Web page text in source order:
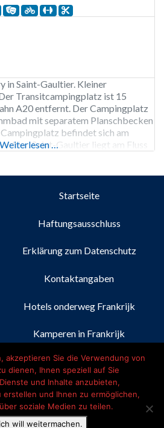
in Saint-Gaultier. Kleiner
Transitcampingplatz ist 15
A20 entfernt. Der Campingplatz
mit separatem Planschbecken
befindet sich am
Saint-Gaultier liegt am Fluss
Weiterlesen …
Startseite
Haftungsausschluss
Erklärung zum Datenschutz
Kontaktangaben
Hotels onderweg Frankrijk
Kamperen in Frankrijk
Nederlands( Niederländisch)
Français (Französisch
Deutsch
akzeptieren Sie die Verwendung von
dienen, Ihnen speziell auf Sie
und Inhalte anzubieten,
erstellen und Ihnen zu ermöglichen,
soziale Medien zu teilen.
will weitermachen.